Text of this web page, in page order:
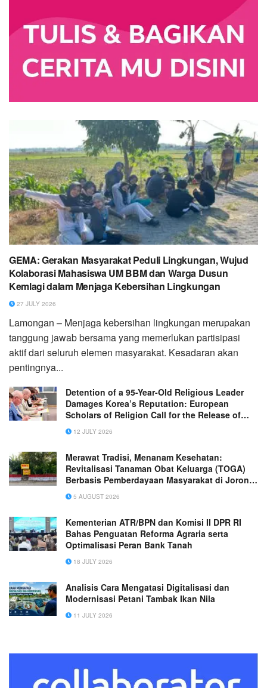
GEMA: Gerakan Masyarakat Peduli Lingkungan, Wujud
Kolaborasi Mahasiswa UM BBM dan Warga Dusun
Kemlagi dalam Menjaga Kebersihan Lingkungan
27 JULY 2026
Lamongan – Menjaga kebersihan lingkungan merupakan
tanggung jawab bersama yang memerlukan partisipasi
aktif dari seluruh elemen masyarakat. Kesadaran akan
pentingnya...
Detention of a 95-Year-Old Religious Leader
Damages Korea’s Reputation: European
Scholars of Religion Call for the Release of
Chairman Lee Man-hee
12 JULY 2026
Merawat Tradisi, Menanam Kesehatan:
Revitalisasi Tanaman Obat Keluarga (TOGA)
Berbasis Pemberdayaan Masyarakat di Jorong
Aur Gading, Nagari Limo Koto, Kecamatan
Koto VII, Kabupaten Sijunjung
5 AUGUST 2026
Kementerian ATR/BPN dan Komisi II DPR RI
Bahas Penguatan Reforma Agraria serta
Optimalisasi Peran Bank Tanah
18 JULY 2026
Analisis Cara Mengatasi Digitalisasi dan
Modernisasi Petani Tambak Ikan Nila
11 JULY 2026